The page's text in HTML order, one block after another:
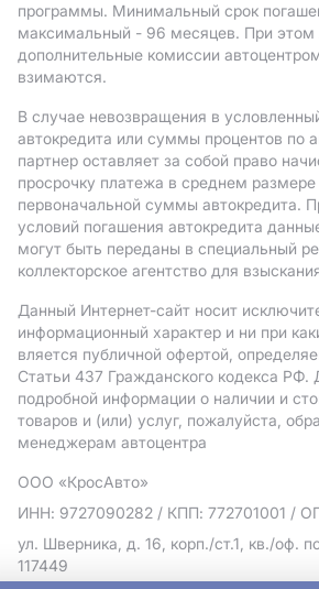
программы. Минимальный срок
максимальный - 96 месяцев. При
дополнительные комиссии
взимаются.
В случае невозвращения в
автокредита или суммы процентов по
партнер оставляет за собой право
просрочку платежа в среднем размере
первоначальной суммы автокредита.
условий погашения автокредита
могут быть переданы в специальный
коллекторское агентство для
Данный Интернет-сайт носит
информационный характер и ни при
вляется публичной офертой,
Статьи 437 Гражданского кодекса РФ.
подробной информации о наличии и
товаров и (или) услуг, пожалуйста,
менеджерам автоцентра
ООО «КросАвто»
ИНН: 9727090282 / КПП: 772701001 /
ул. Шверника, д. 16, корп./ст.1, кв./оф.
117449